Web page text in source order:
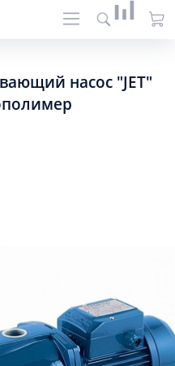
насос "JET"